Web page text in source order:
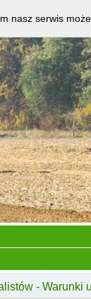
- Warunki
nasz serwis może